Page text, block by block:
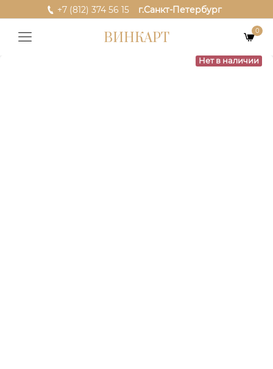
+7 (812) 374 56 15 г.Санкт-Петербург
ВИНКАРТ 0
Нет в наличии